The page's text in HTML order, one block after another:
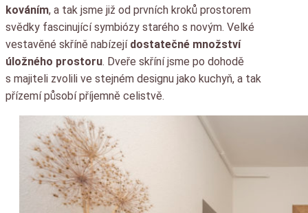
kováním, a tak jsme již od prvních kroků prostorem
svědky fascinující symbiózy starého s novým. Velké
vestavěné skříně nabízejí dostatečné množství
úložného prostoru. Dveře skříní jsme po dohodě
s majiteli zvolili ve stejném designu jako kuchyň, a tak
přízemí působí příjemně celistvě.